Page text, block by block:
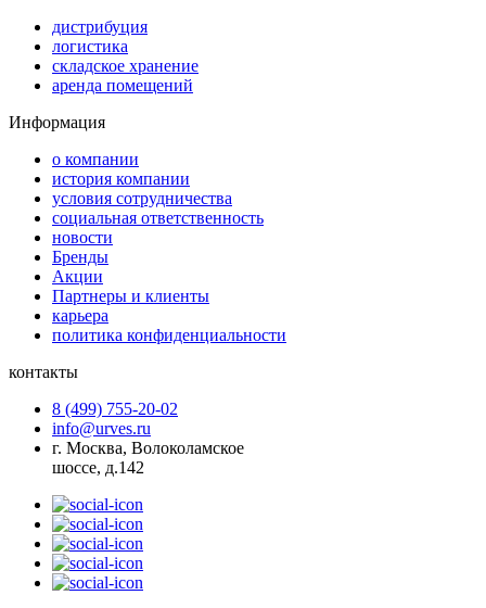
дистрибуция
логистика
складское хранение
аренда помещений
Информация
о компании
история компании
условия сотрудничества
социальная ответственность
новости
Бренды
Акции
Партнеры и клиенты
карьера
политика конфиденциальности
контакты
8 (499) 755-20-02
info@urves.ru
г. Москва, Волоколамское
шоссе, д.142